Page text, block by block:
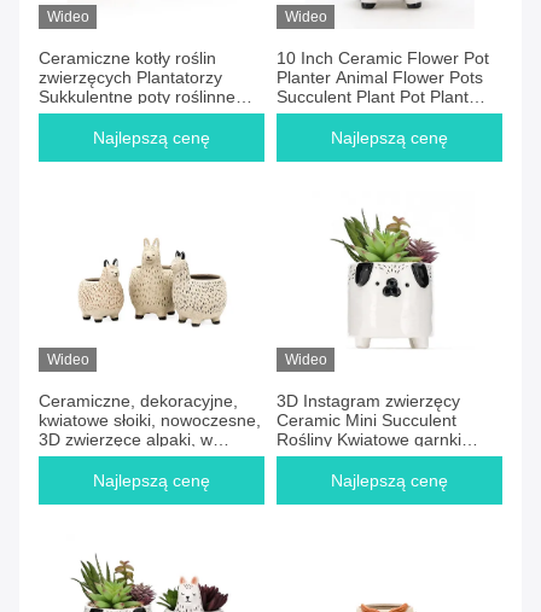
Wideo
Ceramiczne kotły roślin
zwierzęcych Plantatorzy
Sukkulentne poty roślinne
Alpaka
Najlepszą cenę
Wideo
10 Inch Ceramic Flower Pot
Planter Animal Flower Pots
Succulent Plant Pot Plant
Propagacja
Najlepszą cenę
Wideo
Ceramiczne, dekoracyjne,
kwiatowe słoiki, nowoczesne,
3D zwierzęce alpaki, w
kształcie wnętrza.
Najlepszą cenę
Wideo
3D Instagram zwierzęcy
Ceramic Mini Succulent
Rośliny Kwiatowe garnki
dostosowane
Najlepszą cenę